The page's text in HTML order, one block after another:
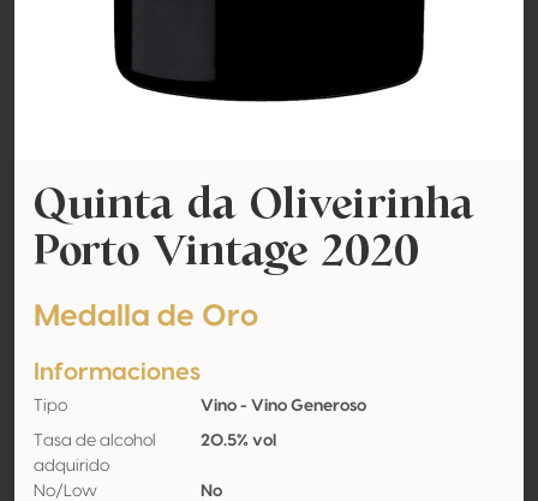
Quinta da Oliveirinha
Porto Vintage 2020
Medalla de Oro
Informaciones
Tipo Vino - Vino Generoso
Tasa de alcohol
adquirido
20.5% vol
No/Low No